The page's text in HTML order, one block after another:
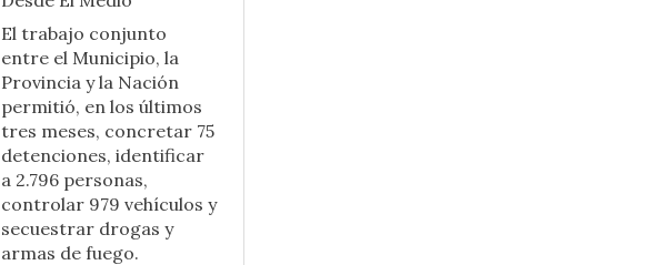
El trabajo conjunto
entre el Municipio, la
Provincia y la Nación
permitió, en los últimos
tres meses, concretar 75
detenciones, identificar
a 2.796 personas,
controlar 979 vehículos y
secuestrar drogas y
armas de fuego.